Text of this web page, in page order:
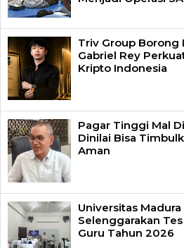
Triv Group Borong
Gabriel Rey
Kripto Indonesia
Pagar Tinggi Mal
Dinilai Bisa
Aman
Universitas
Selenggarakan
Guru Tahun 2026